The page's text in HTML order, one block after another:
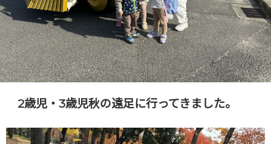
2歳児・3歳児秋の遠足に行ってきました。